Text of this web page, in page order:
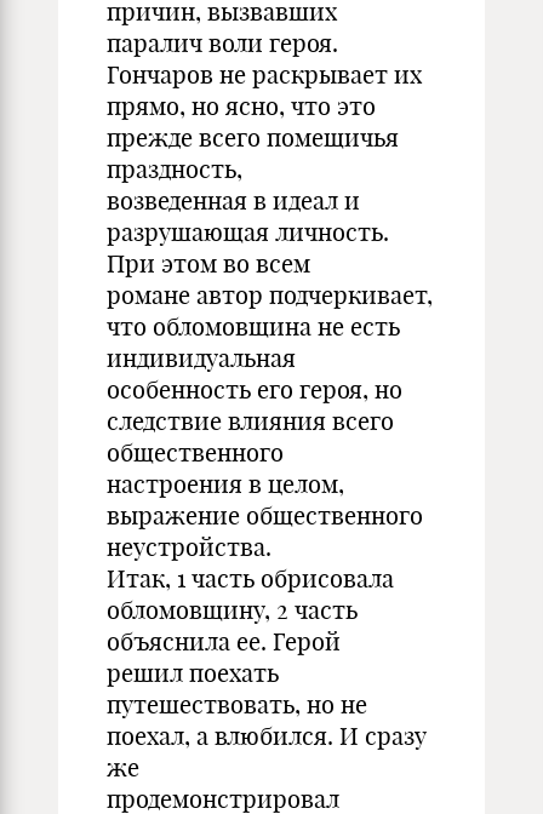
причин, вызвавших
паралич воли героя.
Гончаров не раскрывает их
прямо, но ясно, что это
прежде всего помещичья
праздность,
возведенная в идеал и
разрушающая личность.
При этом во всем
романе автор подчеркивает,
что обломовщина не есть
индивидуальная
особенность его героя, но
следствие влияния всего
общественного
настроения в целом,
выражение общественного
неустройства.
Итак, 1 часть обрисовала
обломовщину, 2 часть
объяснила ее. Герой
решил поехать
путешествовать, но не
поехал, а влюбился. И сразу
же
продемонстрировал